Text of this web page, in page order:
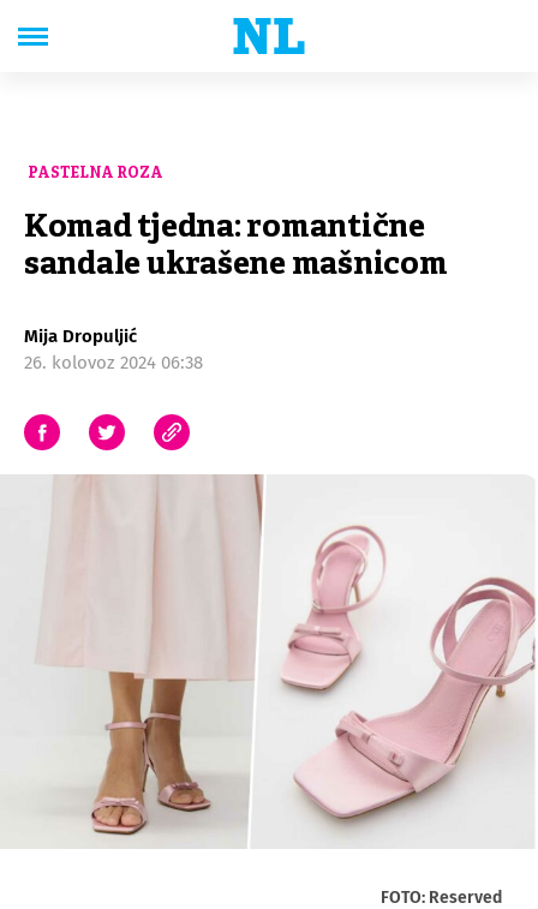
PASTELNA ROZA
Komad tjedna: romantične
sandale ukrašene mašnicom
Mija Dropuljić
26. kolovoz 2024 06:38
FOTO: Reserved